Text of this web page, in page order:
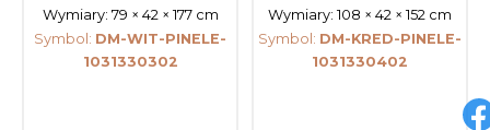
Wymiary: 79 × 42 × 177 cm
Symbol: DM-WIT-PINELE-
1031330302
Wymiary: 108 × 42 × 152 cm
Symbol: DM-KRED-PINELE-
1031330402